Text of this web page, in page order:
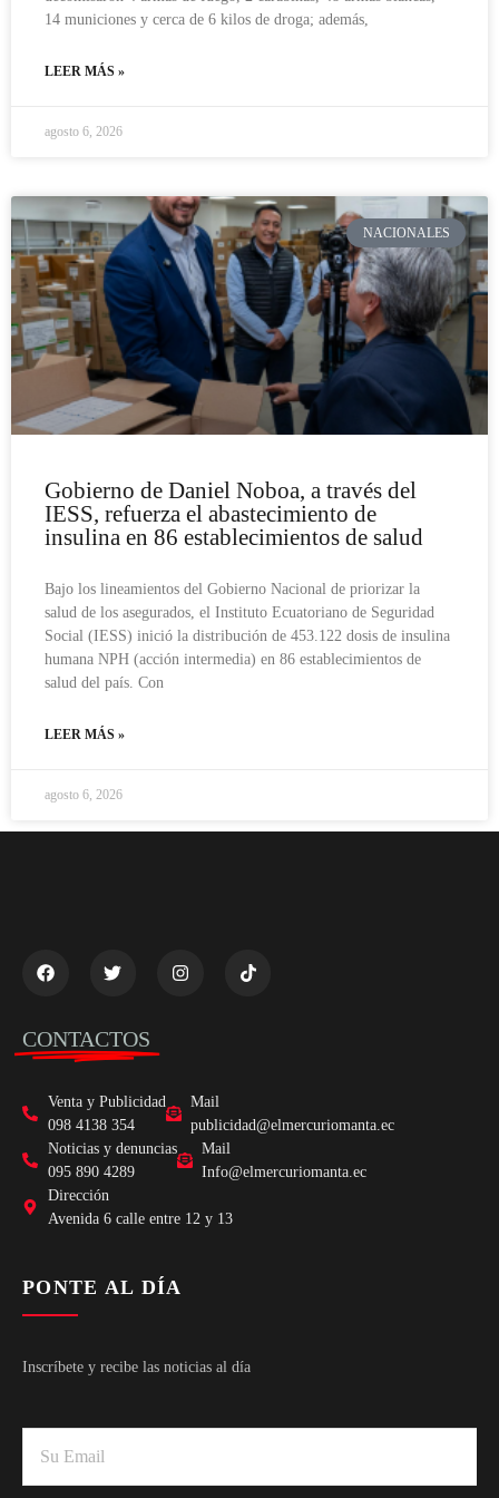
14 municiones y cerca de 6 kilos de droga; además,
LEER MÁS »
agosto 6, 2026
NACIONALES
Gobierno de Daniel Noboa, a través del
IESS, refuerza el abastecimiento de
insulina en 86 establecimientos de salud
Bajo los lineamientos del Gobierno Nacional de priorizar la
salud de los asegurados, el Instituto Ecuatoriano de Seguridad
Social (IESS) inició la distribución de 453.122 dosis de insulina
humana NPH (acción intermedia) en 86 establecimientos de
salud del país. Con
LEER MÁS »
agosto 6, 2026
CONTACTOS
Venta y Publicidad
098 4138 354
Mail
publicidad@elmercuriomanta.ec
Noticias y denuncias
095 890 4289
Mail
Info@elmercuriomanta.ec
Dirección
Avenida 6 calle entre 12 y 13
PONTE AL DÍA
Inscríbete y recibe las noticias al día